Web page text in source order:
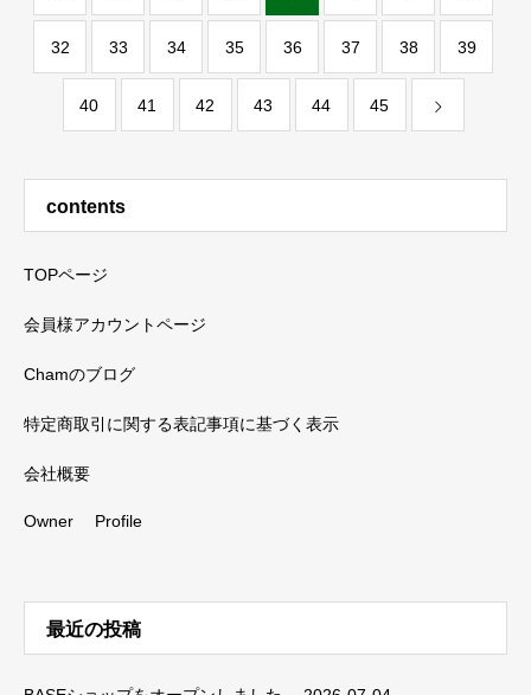
32 33 34 35 36 37 38 39
40 41 42 43 44 45
contents
TOPページ
会員様アカウントページ
Chamのブログ
特定商取引に関する表記事項に基づく表示
会社概要
Owner Profile
最近の投稿